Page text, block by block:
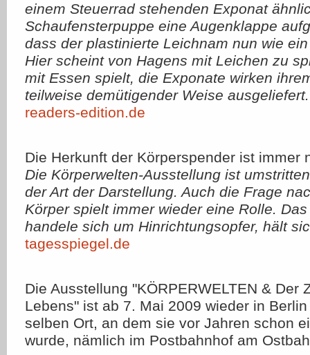
einem Steuerrad stehenden Exponat
Schaufensterpuppe eine Augenklappe
dass der plastinierte Leichnam nun wie
Hier scheint von Hagens mit Leichen zu
mit Essen spielt, die Exponate wirken
teilweise demütigender Weise ausgeliefert.
readers-edition.de
Die Herkunft der Körperspender ist
Die Körperwelten-Ausstellung ist
der Art der Darstellung. Auch die Frage
Körper spielt immer wieder eine Rolle.
handele sich um Hinrichtungsopfer, hält
tagesspiegel.de
Die Ausstellung "KÖRPERWELTEN & Der
Lebens" ist ab 7. Mai 2009 wieder in
selben Ort, an dem sie vor Jahren schon
wurde, nämlich im Postbahnhof am